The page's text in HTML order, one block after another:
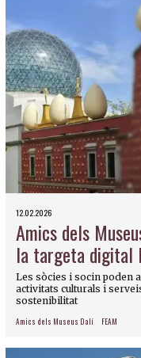
12.02.2026
Amics dels
la targeta digital
Les sòcies i socin poden
activitats culturals i
sostenibilitat
Amics dels Museus Dalí FEAM